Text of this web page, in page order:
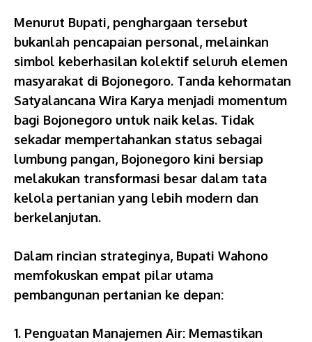
Menurut Bupati, penghargaan tersebut
bukanlah pencapaian personal, melainkan
simbol keberhasilan kolektif seluruh elemen
masyarakat di Bojonegoro. Tanda kehormatan
Satyalancana Wira Karya menjadi momentum
bagi Bojonegoro untuk naik kelas. Tidak
sekadar mempertahankan status sebagai
lumbung pangan, Bojonegoro kini bersiap
melakukan transformasi besar dalam tata
kelola pertanian yang lebih modern dan
berkelanjutan.
Dalam rincian strateginya, Bupati Wahono
memfokuskan empat pilar utama
pembangunan pertanian ke depan:
1. Penguatan Manajemen Air: Memastikan